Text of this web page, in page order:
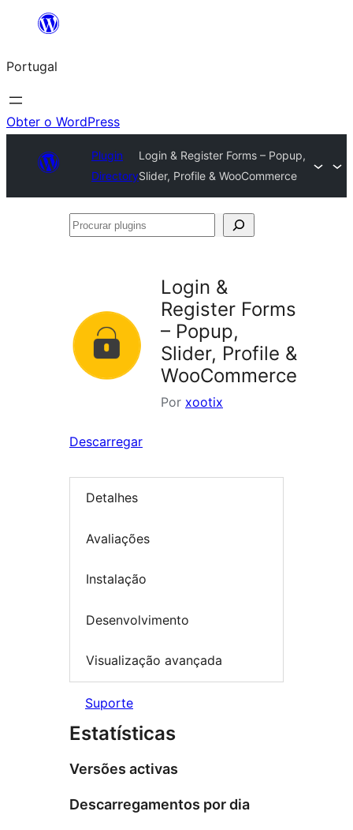
Saltar
o
conteúdo
Portugal
Obter o WordPress
Plugin
Directory
Login & Register Forms – Popup,
Slider, Profile & WooCommerce
Procurar
Login &
Register Forms
– Popup,
Slider, Profile &
WooCommerce
Por xootix
Descarregar
Detalhes
Avaliações
Instalação
Desenvolvimento
Visualização avançada
Suporte
Estatísticas
Versões activas
Descarregamentos por dia